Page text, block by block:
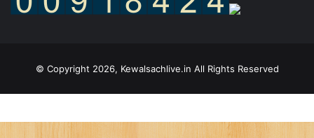
© Copyright 2026, Kewalsachlive.in All Rights Reserved